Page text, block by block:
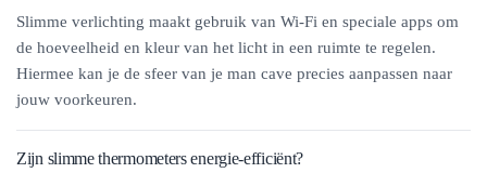
Slimme verlichting maakt gebruik van Wi-Fi en speciale apps om
de hoeveelheid en kleur van het licht in een ruimte te regelen.
Hiermee kan je de sfeer van je man cave precies aanpassen naar
jouw voorkeuren.
Zijn slimme thermometers energie-efficiënt?